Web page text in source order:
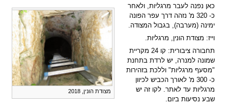
מצודת הונין, 2018
כאן נפנה לעבר מרגליות, ולאחר
כ- 320 מ' נזהה דרך עפר הפונה
ימינה (מערבה), בגבול המצודה.
וייז: מצודת הונין, מרגליות.
תחבורה ציבורית: קו 24 מקריית
שמונה למנרה, יש לרדת בתחנת
"מסעף מרגליות" וללכת בזהירות
כ- 300 מ' לאורך הכביש לכיוון
מרגליות עד לאתר. לקו זה יש
שבע נסיעות ביום.